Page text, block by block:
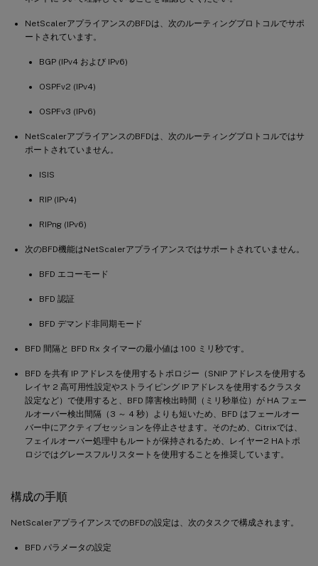
NetScalerアプライアンスのBFDは、次のルーティングプロトコルでサポ
ートされています。
BGP (IPv4 および IPv6)
OSPFv2 (IPv4)
OSPFv3 (IPv6)
NetScalerアプライアンスのBFDは、次のルーティングプロトコルではサ
ポートされていません。
ISIS
RIP (IPv4)
RIPng (IPv6)
次のBFD機能はNetScalerアプライアンスではサポートされていません。
BFD エコーモード
BFD 認証
BFD デマンド非同期モード
BFD 間隔と BFD Rx タイマーの最小値は 100 ミリ秒です。
BFD を共有 IP アドレスを使用するトポロジー（SNIP アドレスを使用する
レイヤ 2 高可用性設定やストライピング IP アドレスを使用するクラスタ
設定など）で使用すると、BFD 障害検出時間（ミリ秒単位）が HA フェー
ルオーバー検出間隔（3 ～ 4 秒）よりも短いため、BFD はフェールオー
バー中にアクティブセッションを停止させます。そのため、Citrixでは、
フェイルオーバー処理中もルートが保持されるため、レイヤー2 HAトポ
ロジではグレースフルリスタートを使用することを推奨しています。
構成の手順
NetScalerアプライアンスでのBFDの設定は、次のタスクで構成されます。
BFD パラメータの設定